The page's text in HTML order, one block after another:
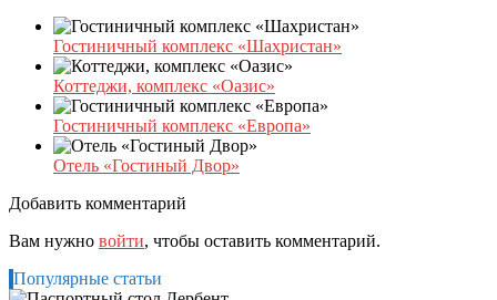
Гостиничный комплекс «Шахристан»
Коттеджи, комплекс «Оазис»
Гостиничный комплекс «Европа»
Отель «Гостиный Двор»
Добавить комментарий
Вам нужно войти, чтобы оставить комментарий.
Популярные статьи